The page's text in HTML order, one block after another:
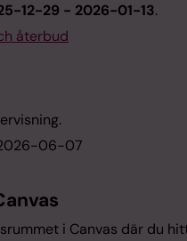
12-29 - 2026-01-13.
återbud
06-07
i Canvas där du